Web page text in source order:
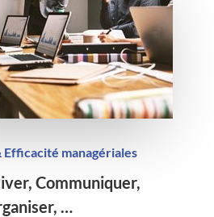
Efficacité managériales
Communiquer,
…